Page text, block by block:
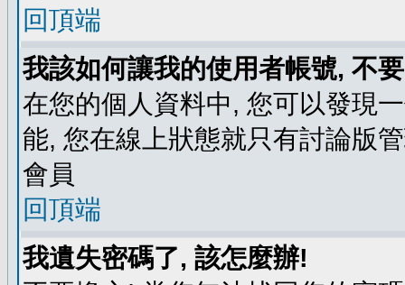
回頂端
我該如何讓我的使用者帳號, 不
在您的個人資料中, 您可以發現
能, 您在線上狀態就只有討論版
會員
回頂端
我遺失密碼了, 該怎麼辦!